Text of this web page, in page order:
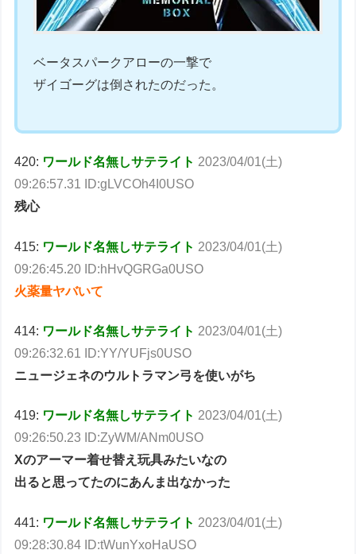
ベータスパークアローの一撃で
ザイゴーグは倒されたのだった。
420: ワールド名無しサテライト 2023/04/01(土)
09:26:57.31 ID:gLVCOh4I0USO
残心
415: ワールド名無しサテライト 2023/04/01(土)
09:26:45.20 ID:hHvQGRGa0USO
火薬量ヤバいて
414: ワールド名無しサテライト 2023/04/01(土)
09:26:32.61 ID:YY/YUFjs0USO
ニュージェネのウルトラマン弓を使いがち
419: ワールド名無しサテライト 2023/04/01(土)
09:26:50.23 ID:ZyWM/ANm0USO
Xのアーマー着せ替え玩具みたいなの
出ると思ってたのにあんま出なかった
441: ワールド名無しサテライト 2023/04/01(土)
09:28:30.84 ID:tWunYxoHaUSO